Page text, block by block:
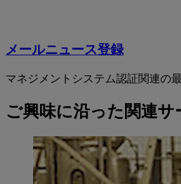
メールニュース登録
マネジメントシステム認証関連の
ご興味に沿った関連サ